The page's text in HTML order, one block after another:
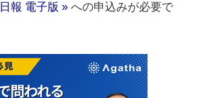
報 電子版 » への申込みが必要で